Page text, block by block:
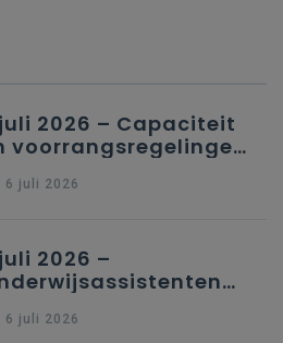
2026 – Capaciteit
voorrangsregelingen
onderwijs in
6 juli 2026
2026 –
6 juli 2026